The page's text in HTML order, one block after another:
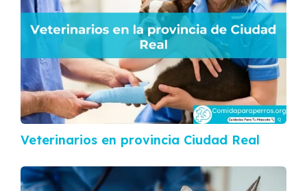
Veterinarios en provincia Ciudad Real